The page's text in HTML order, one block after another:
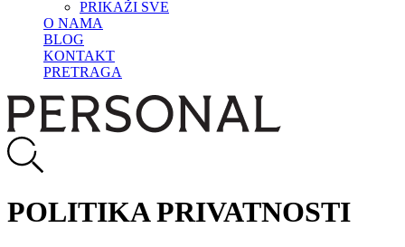
PRIKAŽI SVE
O NAMA
BLOG
KONTAKT
PRETRAGA
POLITIKA PRIVATNOSTI